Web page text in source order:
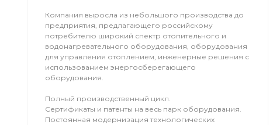
Компания выросла из небольшого производства до
предприятия, предлагающего российскому
потребителю широкий спектр отопительного и
водонагревательного оборудования, оборудования
для управления отоплением, инженерные решения с
использованием энергосберегающего
оборудования.
Полный производственный цикл.
Сертификаты и патенты на весь парк оборудования.
Постоянная модернизация технологических